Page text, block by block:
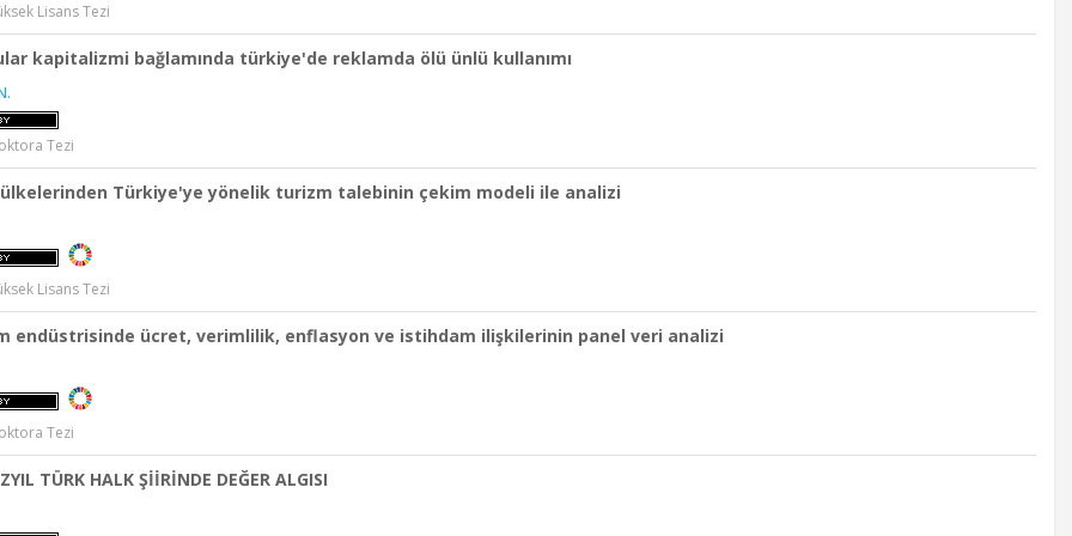
Lisans Tezi
kapitalizmi bağlamında türkiye'de reklamda ölü ünlü kullanımı
Tezi
ülkelerinden Türkiye'ye yönelik turizm talebinin çekim modeli ile analizi
Lisans Tezi
endüstrisinde ücret, verimlilik, enflasyon ve istihdam ilişkilerinin panel veri analizi
Tezi
TÜRK HALK ŞİİRİNDE DEĞER ALGISI